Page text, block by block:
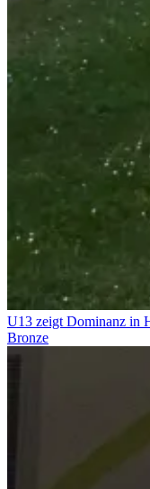
U13 zeigt Dominanz in
Bronze